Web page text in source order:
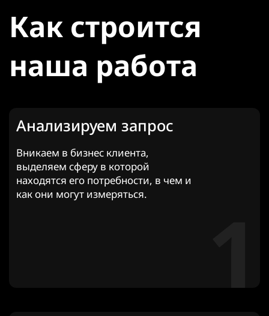
Как строится
наша работа
Анализируем запрос
Вникаем в бизнес клиента,
выделяем сферу в которой
находятся его потребности, в чем и
как они могут измеряться.
1